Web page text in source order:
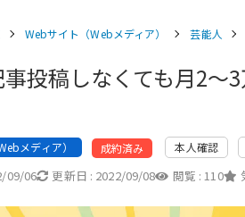
Webサイト（Webメディア） 芸能人
投稿しなくても月2〜
メディア） 成約済み 本人確認
09/06 更新日 : 2022/09/08 閲覧 :110